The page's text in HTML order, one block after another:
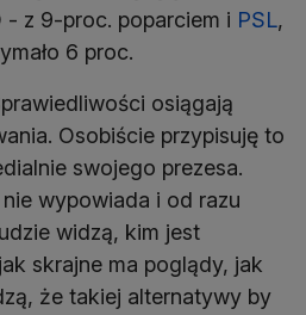
z 9-proc. poparciem i PSL,
6 proc.
osiągają
Osobiście przypisuję to
swojego prezesa.
wypowiada i od razu
widzą, kim jest
skrajne ma poglądy, jak
że takiej alternatywy by